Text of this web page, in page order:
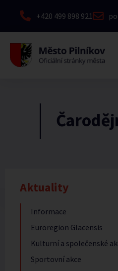
+420 499 898 921
Aktuality
Informace
Euroregion Glacensis
Kulturní a společenské
Sportovní akce